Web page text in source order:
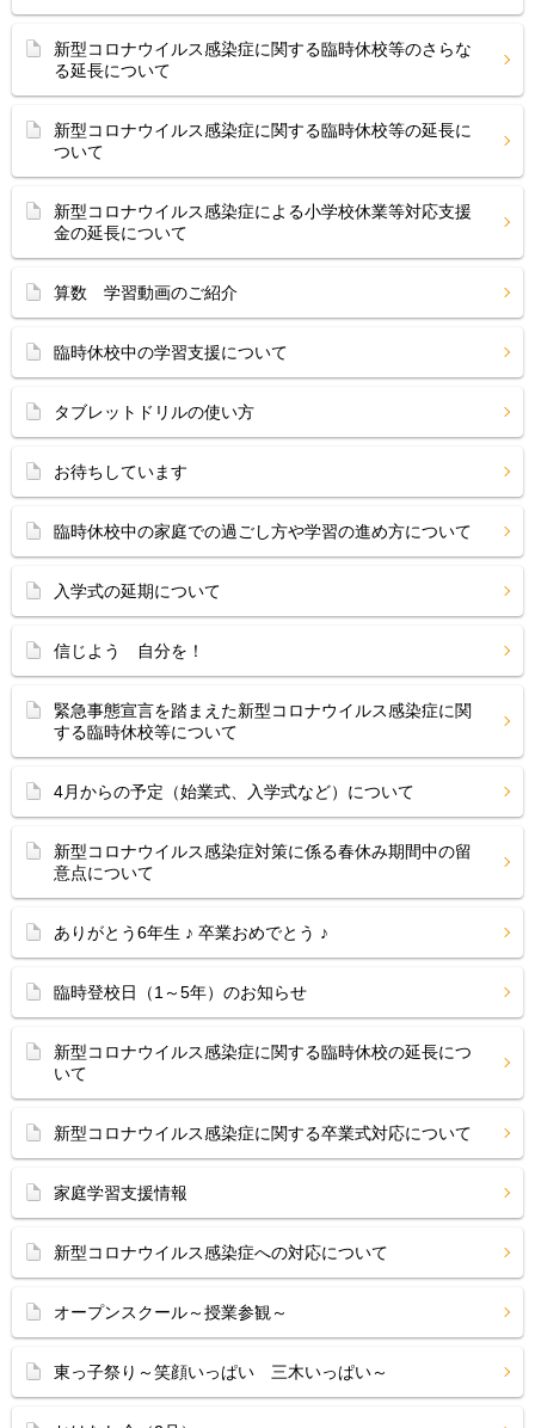
新型コロナウイルス感染症に関する臨時休校等のさらな
る延長について
新型コロナウイルス感染症に関する臨時休校等の延長に
ついて
新型コロナウイルス感染症による小学校休業等対応支援
金の延長について
算数 学習動画のご紹介
臨時休校中の学習支援について
タブレットドリルの使い方
お待ちしています
臨時休校中の家庭での過ごし方や学習の進め方について
入学式の延期について
信じよう 自分を！
緊急事態宣言を踏まえた新型コロナウイルス感染症に関
する臨時休校等について
4月からの予定（始業式、入学式など）について
新型コロナウイルス感染症対策に係る春休み期間中の留
意点について
ありがとう6年生 ♪ 卒業おめでとう ♪
臨時登校日（1～5年）のお知らせ
新型コロナウイルス感染症に関する臨時休校の延長につ
いて
新型コロナウイルス感染症に関する卒業式対応について
家庭学習支援情報
新型コロナウイルス感染症への対応について
オープンスクール～授業参観～
東っ子祭り～笑顔いっぱい 三木いっぱい～